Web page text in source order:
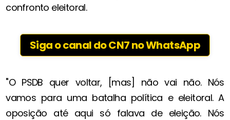
confronto eleitoral.
Siga o canal do CN7 no WhatsApp
"O PSDB quer voltar, [mas] não vai não. Nós
vamos para uma batalha política e eleitoral. A
oposição até aqui só falava de eleição. Nós